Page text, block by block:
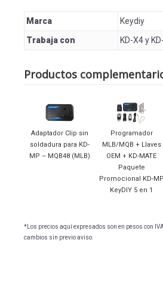
Marca
Keydiy
Trabaja con
KD-X4 y
Productos
Adaptador Clip sin
soldadura para KD-
MP – MQB48 (MLB)
Programador
MLB/MQB + Llaves
OEM + KD-MATE
Paquete
Promocional KD-MP
KeyDIY 5 en 1
*Los precios aquí expresados son en pesos con
cambios sin previo aviso.